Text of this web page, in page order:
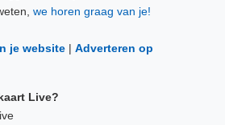
we horen graag van je!
je website | Adverteren op
Live?